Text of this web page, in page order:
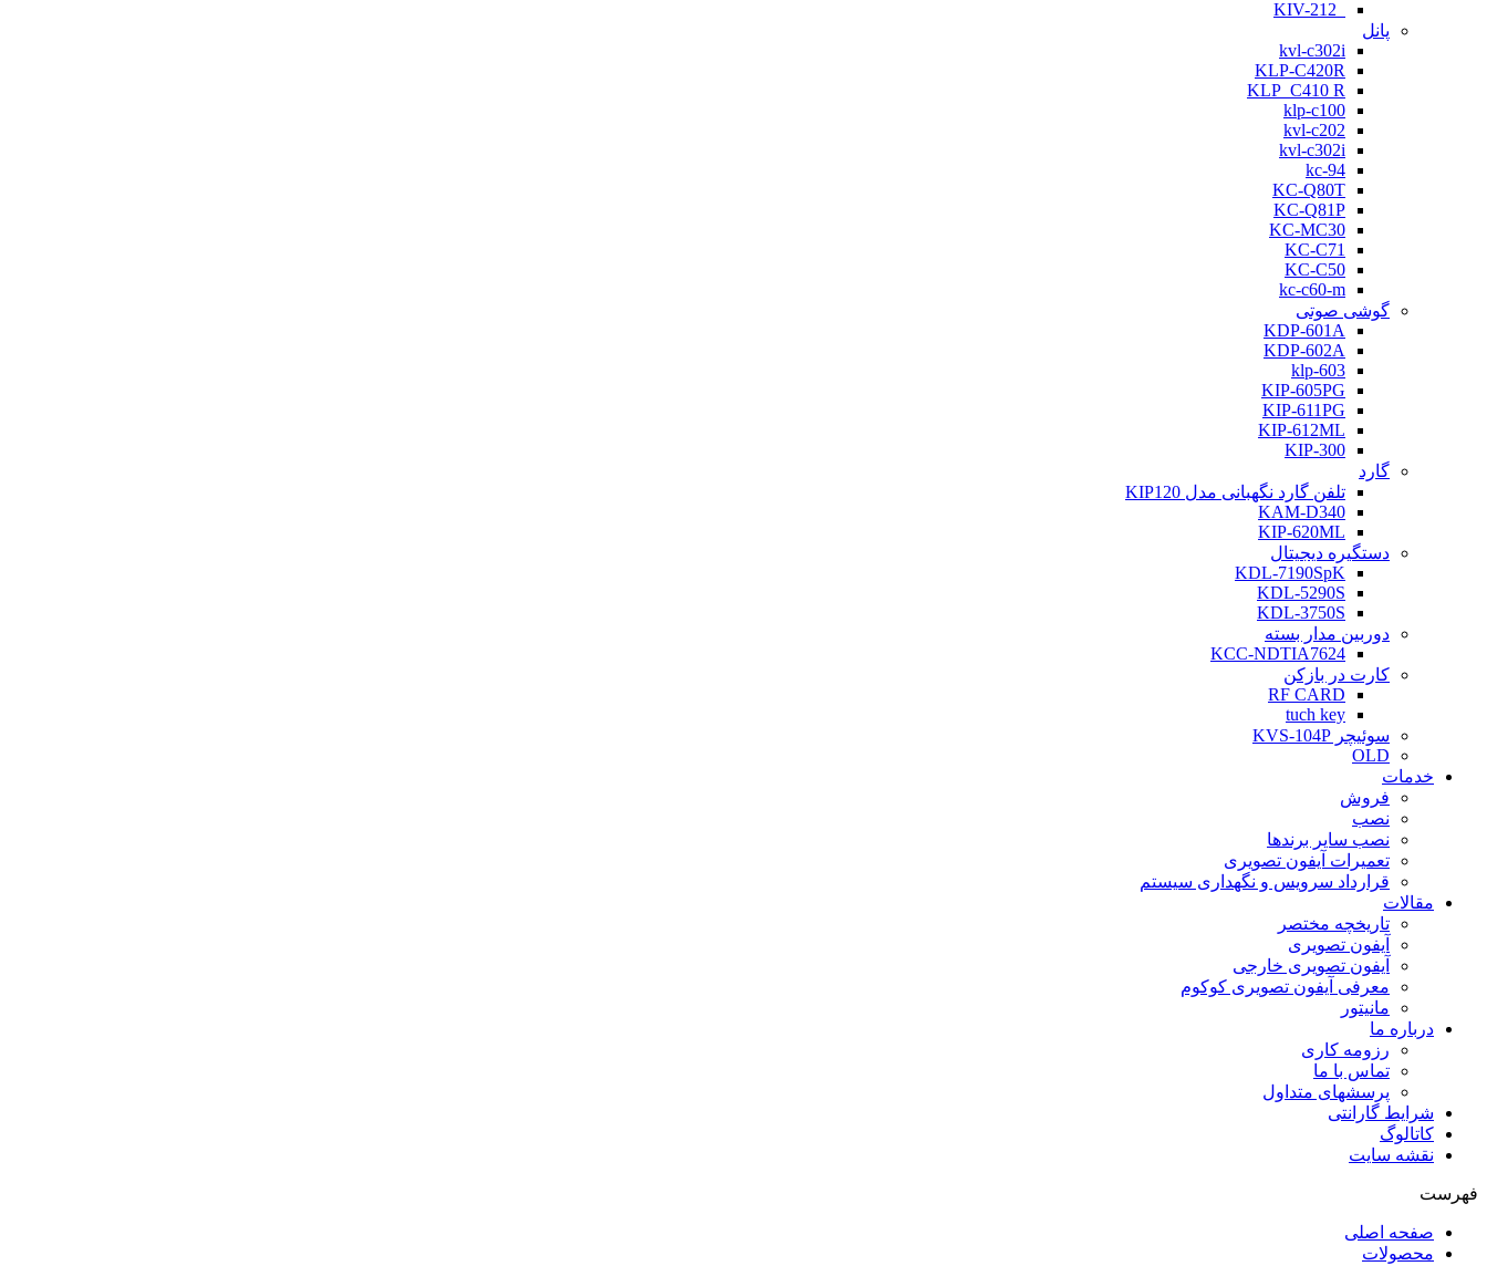
پانل
kvl-c302i
KLP-C420R
KLP_C410 R
klp-c100
kvl-c202
kvl-c302i
kc-94
KC-Q80T
KC-Q81P
KC-MC30
KC-C71
KC-C50
kc-c60-m
گوشی صوتی
KDP-601A
KDP-602A
klp-603
KIP-605PG
KIP-611PG
KIP-612ML
KIP-300
گارد
تلفن گارد نگهبانی مدل KIP120
KAM-D340
KIP-620ML
دستگیره دیجیتال
KDL-7190SpK
KDL-5290S
KDL-3750S
دوربین مدار بسته
KCC-NDTIA7624
کارت در بازکن
RF CARD
tuch key
سوئیچر KVS-104P
OLD
خدمات
فروش
نصب
نصب سایر برندها
تعمیرات آیفون تصویری
قرارداد سرویس و نگهداری سیستم
مقالات
تاریخچه مختصر
آیفون تصویری
آیفون تصویری خارجی
معرفی آیفون تصویری کوکوم
مانیتور
درباره ما
رزومه کاری
تماس با ما
پرسشهای متداول
شرایط گارانتی
کاتالوگ
نقشه سایت
فهرست
صفحه اصلی
محصولات